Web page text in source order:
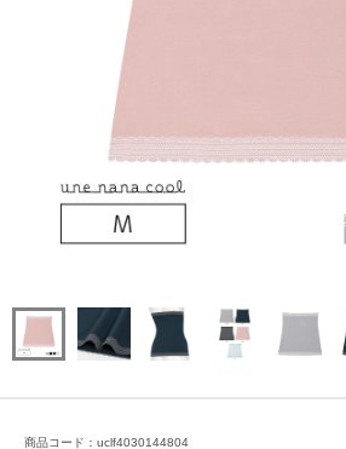
商品コード：uclf4030144804